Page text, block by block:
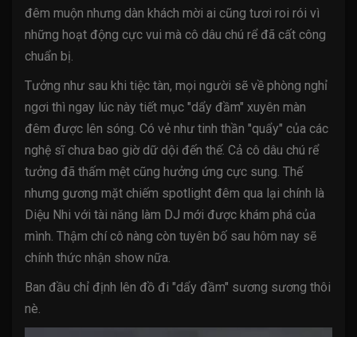
đêm muộn nhưng dàn khách mời ai cũng tươi roi rói vì
những hoạt động cực vui mà cô dâu chú rể đã cất công
chuẩn bị.
Tưởng như sau khi tiệc tàn, mọi người sẽ về phòng nghỉ
ngơi thì ngay lúc này tiết mục "dẩy đầm" xuyên màn
đêm được lên sóng. Có vẻ như tinh thần "quẩy" của các
nghệ sĩ chưa bao giờ dữ dội đến thế. Cả cô dâu chú rể
tưởng đã thấm mệt cũng hưởng ứng cực sung. Thế
nhưng gương mặt chiếm spotlight đêm qua lại chính là
Diệu Nhi với tài năng làm DJ mới được khám phá của
mình. Thậm chí cô nàng còn tuyên bố sau hôm nay sẽ
chính thức nhận show nữa.
Ban đầu chỉ định lên đồ đi "dẩy đầm" sương sương thôi
nè.